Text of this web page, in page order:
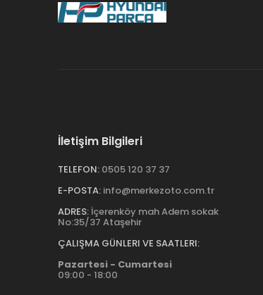
İletişim Bilgileri
TELEFON: 0505 120 37 37
E-POSTA: info@merkezoto.com.tr
ADRES: İçerenköy mah Adem sokak
No:35/37 Ataşehir
ÇALIŞMA GÜNLERI VE SAATLERI:
Pazartesi - Cumartesi
09:00 - 18:00